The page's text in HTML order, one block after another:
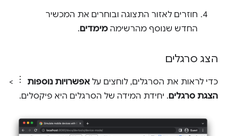
חוזרים לאזור התצוגה ובוחרים את המכשיר
החדש שנוסף מהרשימה מימדים.
הצג סרגלים
כדי לראות את הסרגלים, לוחצים על אפשרויות נוספות
>
הצגת סרגלים. יחידת המידה של הסרגלים היא פיקסלים.